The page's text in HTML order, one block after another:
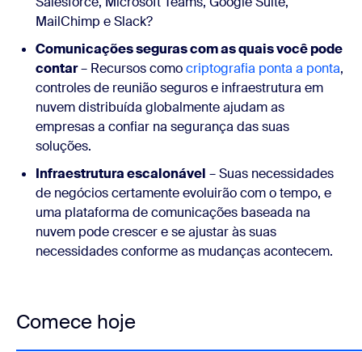
MailChimp e Slack?
Comunicações seguras com as quais você pode
contar– Recursos comocriptografia ponta a ponta,
controles de reunião seguros e infraestrutura em
nuvem distribuída globalmente ajudam as
empresas a confiar na segurança das suas
soluções.
Infraestrutura escalonável – Suas necessidades
de negócios certamente evoluirão com o tempo, e
uma plataforma de comunicações baseada na
nuvem pode crescer e se ajustar às suas
necessidades conforme as mudanças acontecem.
Comece hoje